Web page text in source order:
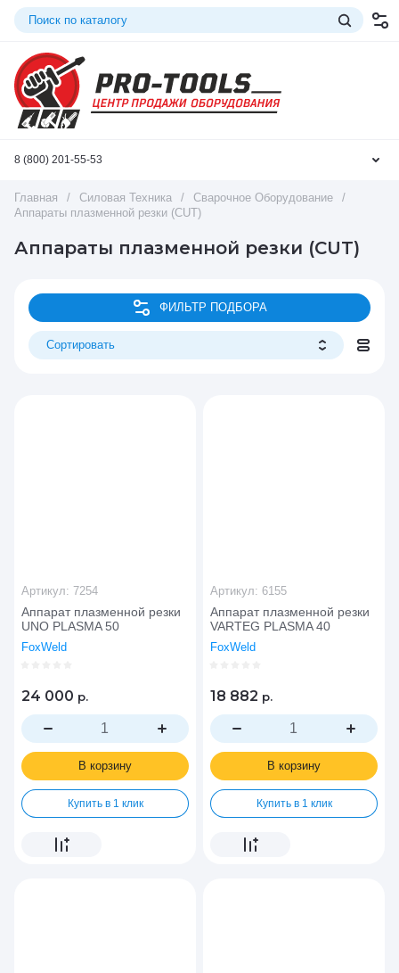
8 (800) 201-55-53
Главная / Силовая Техника / Сварочное Оборудование
/
Аппараты плазменной резки (CUT)
Аппараты плазменной резки (CUT)
ФИЛЬТР ПОДБОРА
Сортировать
Аппарат плазменной резки
UNO PLASMA 50
FoxWeld
Артикул: 7254
24 000 р.
В корзину
Купить в 1 клик
Аппарат плазменной резки
VARTEG PLASMA 40
FoxWeld
Артикул: 6155
18 882 р.
В корзину
Купить в 1 клик